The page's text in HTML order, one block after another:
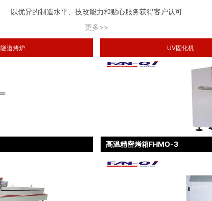
以优异的制造水平、技改能力和贴心服务获得客户认可
更多>>
隧道烤炉 UV固化机
高温精密烤箱FHMO-3